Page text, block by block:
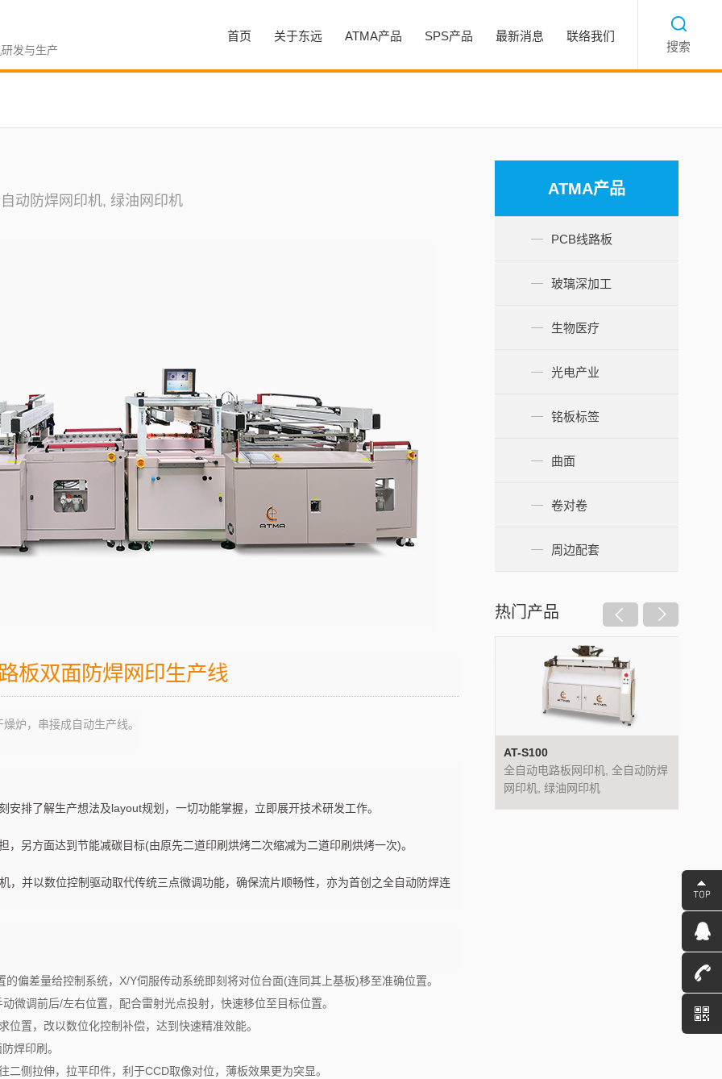
发与生产 搜索
首页 关于东远 ATMA产品 SPS产品 最新消息 联络我们
动防焊网印机, 绿油网印机
板双面防焊网印生产线
炉，串接成自动生产线。
排了解生产想法及layout规划，一切功能掌握，立即展开技术研发工作。
另方面达到节能减碳目标(由原先二道印刷烘烤二次缩减为二道印刷烘烤一次)。
，并以数位控制驱动取代传统三点微调功能，确保流片顺畅性，亦为首创之全自动防焊连
偏差量给控制系统，X/Y伺服传动系统即刻将对位台面(连同其上基板)移至准确位置。
微调前后/左右位置，配合雷射光点投射，快速移位至目标位置。
置，改以数位化控制补偿，达到快速精准效能。
焊印刷。
侧拉伸，拉平印件，利于CCD取像对位，薄板效果更为突显。
ATMA产品
PCB线路板
玻璃深加工
生物医疗
光电产业
铭板标签
曲面
卷对卷
周边配套
热门产品
AT-S100
全自动电路板网印机, 全自动防焊
网印机, 绿油网印机